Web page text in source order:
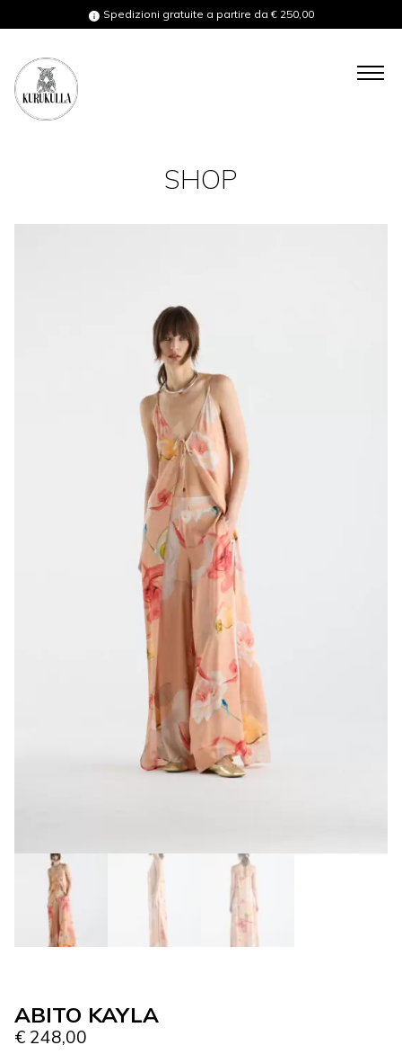
Spedizioni gratuite a partire da € 250,00
SHOP
ABITO KAYLA
€ 248,00